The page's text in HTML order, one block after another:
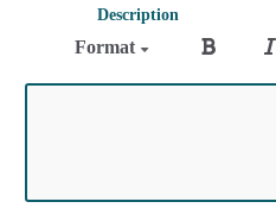
Description
Format